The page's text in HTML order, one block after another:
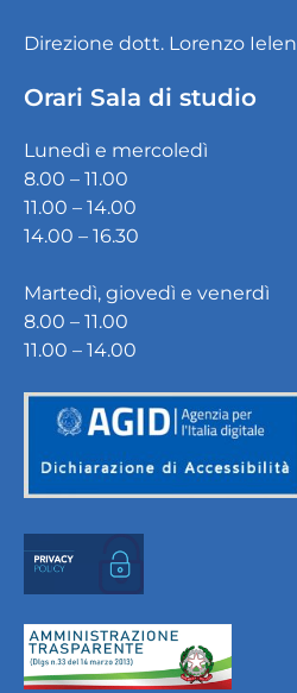
Direzione dott. Lorenzo Ielen
Orari Sala di studio
Lunedì e mercoledì
8.00 – 11.00
11.00 – 14.00
14.00 – 16.30
Martedì, giovedì e venerdì
8.00 – 11.00
11.00 – 14.00